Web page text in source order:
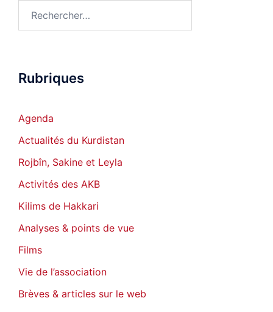
Rubriques
Agenda
Actualités du Kurdistan
Rojbîn, Sakine et Leyla
Activités des AKB
Kilims de Hakkari
Analyses & points de vue
Films
Vie de l’association
Brèves & articles sur le web